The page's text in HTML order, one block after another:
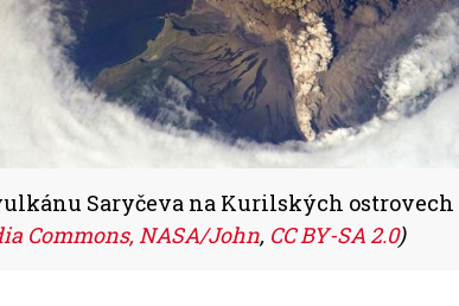
Saryčeva na Kurilských ostrovech
Commons, NASA/John, CC BY-SA 2.0)